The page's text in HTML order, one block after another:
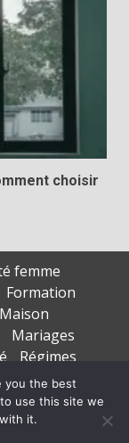
choisir
femme
Formation
Maison
Mariages
Régimes
you the best
use this site we
it.